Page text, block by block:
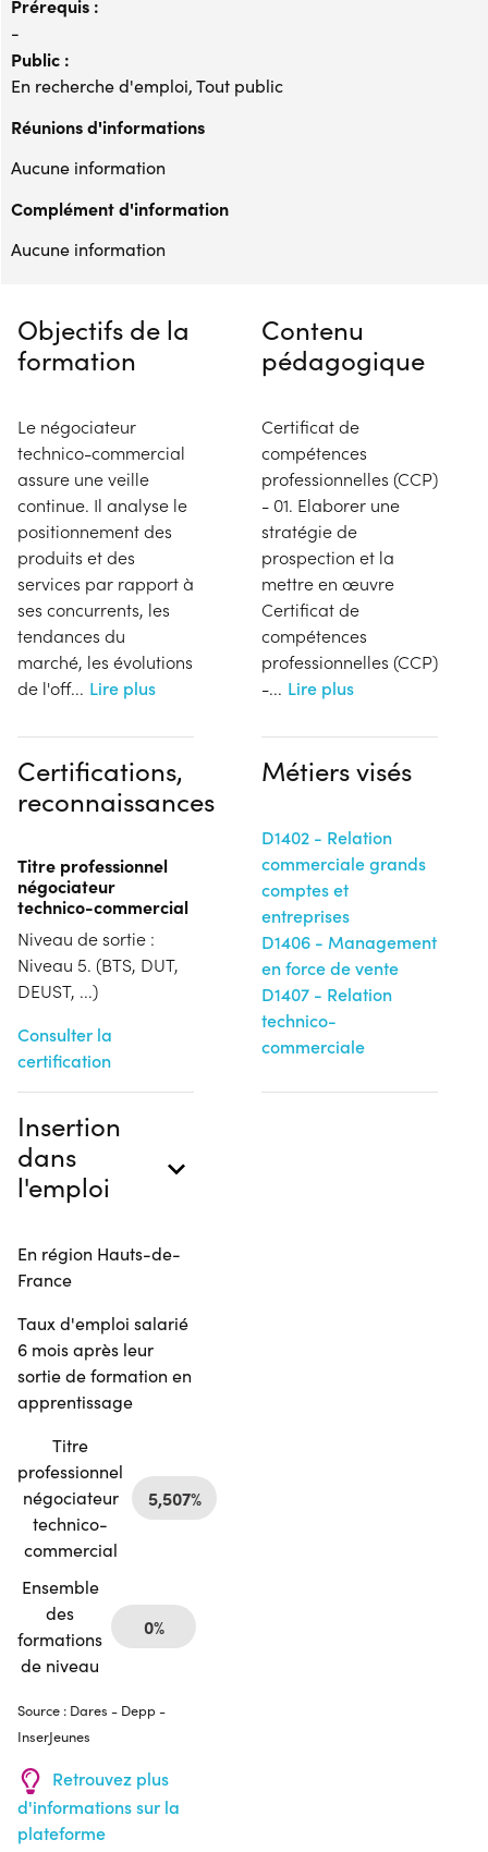
Prérequis :
-
Public :
En recherche d'emploi, Tout public
Réunions d'informations
Aucune information
Complément d'information
Aucune information
Objectifs de la
formation
Le négociateur
technico-commercial
assure une veille
continue. Il analyse le
positionnement des
produits et des
services par rapport à
ses concurrents, les
tendances du
marché, les évolutions
de l'off... Lire plus
Contenu
pédagogique
Certificat de
compétences
professionnelles (CCP)
- 01. Elaborer une
stratégie de
prospection et la
mettre en œuvre
Certificat de
compétences
professionnelles (CCP)
-... Lire plus
Certifications,
reconnaissances
Titre professionnel
négociateur
technico-commercial
Niveau de sortie :
Niveau 5. (BTS, DUT,
DEUST, ...)
Consulter la
certification
Métiers visés
D1402 - Relation
commerciale grands
comptes et
entreprises
D1406 - Management
en force de vente
D1407 - Relation
technico-
commerciale
Insertion
dans
l'emploi
En région Hauts-de-
France
Taux d'emploi salarié
6 mois après leur
sortie de formation en
apprentissage
Titre
professionnel
négociateur
technico-
commercial
5,507%
Ensemble
des
formations
de niveau
0%
Source : Dares - Depp -
InserJeunes
Retrouvez plus
d'informations sur la
plateforme